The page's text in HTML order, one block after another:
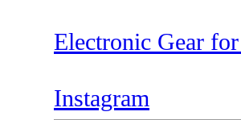
Electronic Gear
Instagram